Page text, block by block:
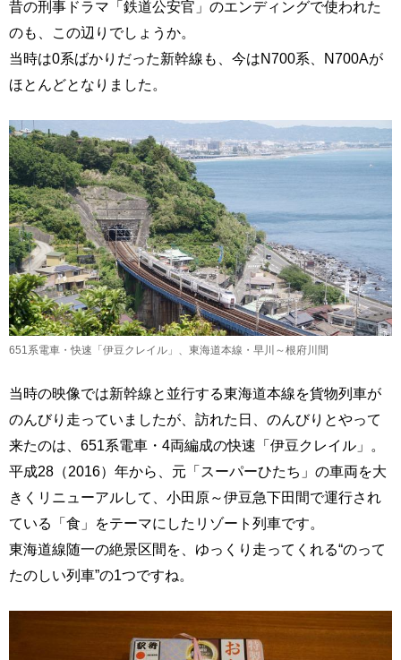
昔の刑事ドラマ「鉄道公安官」のエンディングで使われた
のも、この辺りでしょうか。
当時は0系ばかりだった新幹線も、今はN700系、N700Aが
ほとんどとなりました。
651系電車・快速「伊豆クレイル」、東海道本線・早川～根府川間
当時の映像では新幹線と並行する東海道本線を貨物列車が
のんびり走っていましたが、訪れた日、のんびりとやって
来たのは、651系電車・4両編成の快速「伊豆クレイル」。
平成28（2016）年から、元「スーパーひたち」の車両を大
きくリニューアルして、小田原～伊豆急下田間で運行され
ている「食」をテーマにしたリゾート列車です。
東海道線随一の絶景区間を、ゆっくり走ってくれる“のって
たのしい列車”の1つですね。